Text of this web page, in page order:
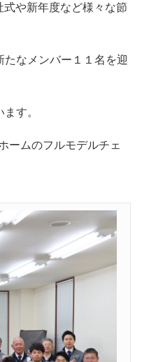
や新年度など様々な節
たなメンバー１１名を迎
す。
ームのフルモデルチェ